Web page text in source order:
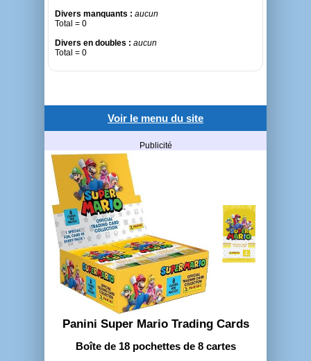
Divers manquants : aucun
Total = 0
Divers en doubles : aucun
Total = 0
Voir le menu du site
Publicité
Panini Super Mario Trading Cards
Boîte de 18 pochettes de 8 cartes